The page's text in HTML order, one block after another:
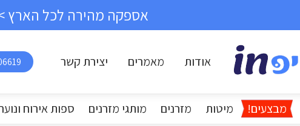
אספקה מהירה לכל הארץ >> 30 ימי
אודות מאמרים יצירת קשר
מבצעים! מיטות מזרנים מותגי מזרנים ספות אירוח